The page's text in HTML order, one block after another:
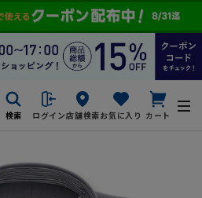
検索 ログイン店舗検索お気に入り カート